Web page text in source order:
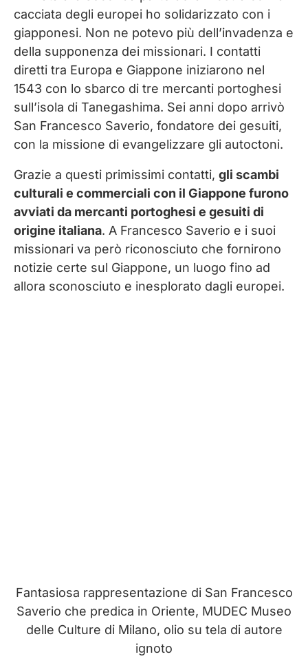
cacciata degli europei ho solidarizzato con i
giapponesi. Non ne potevo più dell’invadenza e
della supponenza dei missionari. I contatti
diretti tra Europa e Giappone iniziarono nel
1543 con lo sbarco di tre mercanti portoghesi
sull’isola di Tanegashima. Sei anni dopo arrivò
San Francesco Saverio, fondatore dei gesuiti,
con la missione di evangelizzare gli autoctoni.
Grazie a questi primissimi contatti, gli scambi
culturali e commerciali con il Giappone furono
avviati da mercanti portoghesi e gesuiti di
origine italiana. A Francesco Saverio e i suoi
missionari va però riconosciuto che fornirono
notizie certe sul Giappone, un luogo fino ad
allora sconosciuto e inesplorato dagli europei.
Fantasiosa rappresentazione di San Francesco
Saverio che predica in Oriente, MUDEC Museo
delle Culture di Milano, olio su tela di autore
ignoto